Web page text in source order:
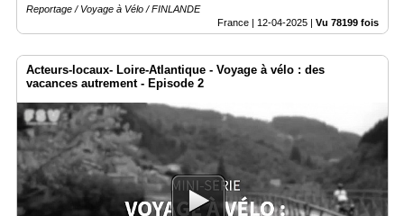
Reportage / Voyage à Vélo / FINLANDE
France | 12-04-2025 | Vu 78199 fois
Acteurs-locaux- Loire-Atlantique - Voyage à vélo : des
vacances autrement - Episode 2